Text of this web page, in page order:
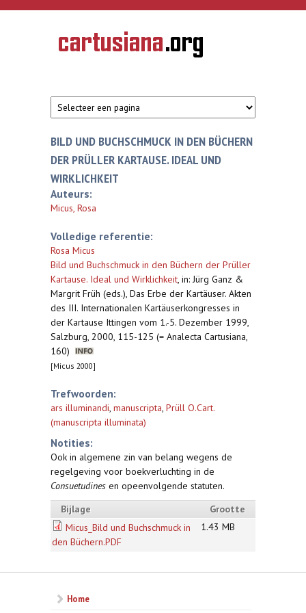
Overslaan en naar de inhoud gaan
CARTUSIANA
Geschiedenis
van de
BILD UND BUCHSCHMUCK IN DEN BÜCHERN
DER PRÜLLER KARTAUSE. IDEAL UND
WIRKLICHKEIT
Auteurs:
Micus, Rosa
Volledige referentie:
Rosa Micus
Bild und Buchschmuck in den Büchern der Prüller
Kartause. Ideal und Wirklichkeit, in: Jürg Ganz &
Margrit Früh (eds.), Das Erbe der Kartäuser. Akten
des III. Internationalen Kartäuserkongresses in
der Kartause Ittingen vom 1.-5. Dezember 1999,
Salzburg, 2000, 115-125 (= Analecta Cartusiana,
160)
[Micus 2000]
Trefwoorden:
ars illuminandi, manuscripta, Prüll O.Cart.
(manuscripta illuminata)
Notities:
Ook in algemene zin van belang wegens de
regelgeving voor boekverluchting in de
Consuetudines en opeenvolgende statuten.
Bijlage
Grootte
Micus_Bild und Buchschmuck in
den Büchern.PDF
1.43 MB
Home